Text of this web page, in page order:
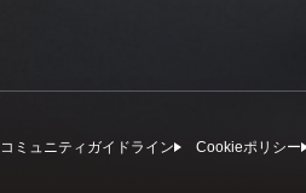
コミュニティガイドライン Cookieポリシー